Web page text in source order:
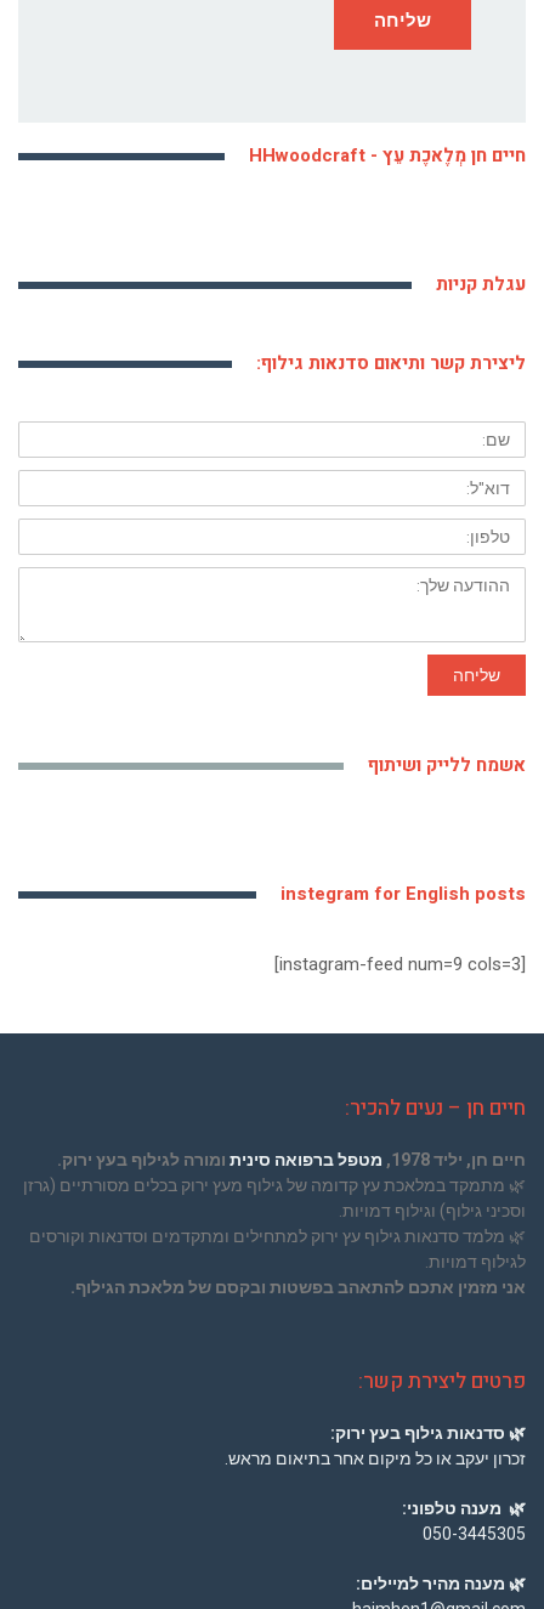
חיים חן מְלֶאכֶת עֵץ - HHwoodcraft
עגלת קניות
ליצירת קשר ותיאום סדנאות גילוף:
שם:
דוא"ל:
טלפון:
ההודעה
שלך:
שליחה
אשמח ללייק ושיתוף
instegram for English posts
[instagram-feed num=9 cols=3]
חיים חן – נעים להכיר:
חיים חן, יליד 1978, מטפל ברפואה סינית ומורה לגילוף בעץ ירוק.
🌿 מתמקד במלאכת עץ קדומה של גילוף מעץ ירוק בכלים מסורתיים (גרזן
וסכיני גילוף) וגילוף דמויות.
🌿 מלמד סדנאות גילוף עץ ירוק למתחילים ומתקדמים וסדנאות וקורסים
לגילוף דמויות.
אני מזמין אתכם להתאהב בפשטות ובקסם של מלאכת הגילוף.
פרטים ליצירת קשר:
🌿 סדנאות גילוף בעץ ירוק:
זכרון יעקב או כל מיקום אחר בתיאום מראש.
🌿 מענה טלפוני:
050-3445305
🌿 מענה מהיר למיילים: